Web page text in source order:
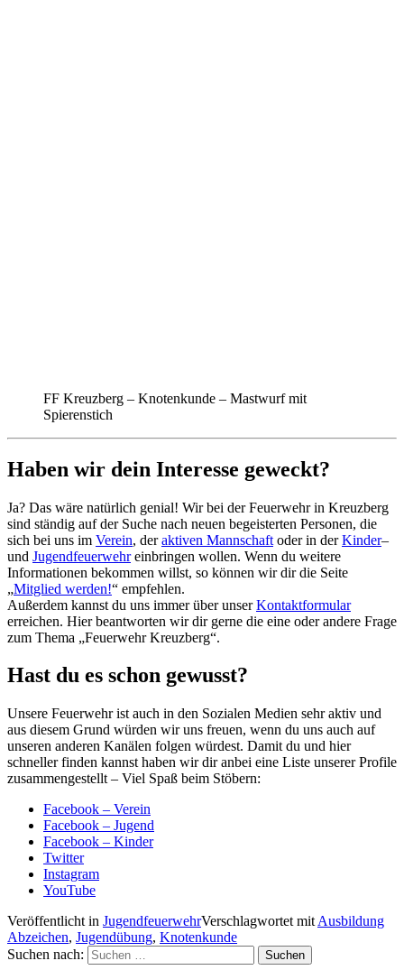
FF Kreuzberg – Knotenkunde – Mastwurf mit
Spierenstich
Haben wir dein Interesse geweckt?
Ja? Das wäre natürlich genial! Wir bei der Feuerwehr in Kreuzberg
sind ständig auf der Suche nach neuen begeisterten Personen, die
sich bei uns im Verein, deraktiven Mannschaft oder in derKinder–
und Jugendfeuerwehreinbringen wollen. Wenn du weitere
Informationen bekommen willst, so können wir dir die Seite
„Mitglied werden!“ empfehlen.
Außerdem kannst du uns immer über unserKontaktformular
erreichen. Hier beantworten wir dir gerne die eine oder andere Frage
zum Thema „Feuerwehr Kreuzberg“.
Hast du es schon gewusst?
Unsere Feuerwehr ist auch in den Sozialen Medien sehr aktiv und
aus diesem Grund würden wir uns freuen, wenn du uns auch auf
unseren anderen Kanälen folgen würdest. Damit du und hier
schneller finden kannst haben wir dir anbei eine Liste unserer Profile
zusammengestellt – Viel Spaß beim Stöbern:
Facebook – Verein
Facebook – Jugend
Facebook – Kinder
Twitter
Instagram
YouTube
Veröffentlicht in JugendfeuerwehrVerschlagwortet mit Ausbildung
Abzeichen, Jugendübung, Knotenkunde
Suchen nach: